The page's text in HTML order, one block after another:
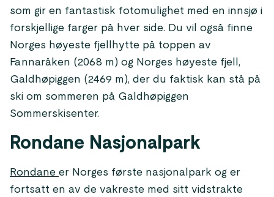
som gir en fantastisk fotomulighet med en innsjø i
forskjellige farger på hver side. Du vil også finne
Norges høyeste fjellhytte på toppen av
Fannaråken (2068 m) og Norges høyeste fjell,
Galdhøpiggen (2469 m), der du faktisk kan stå på
ski om sommeren på Galdhøpiggen
Sommerskisenter.
Rondane Nasjonalpark
Rondane er Norges første nasjonalpark og er
fortsatt en av de vakreste med sitt vidstrakte